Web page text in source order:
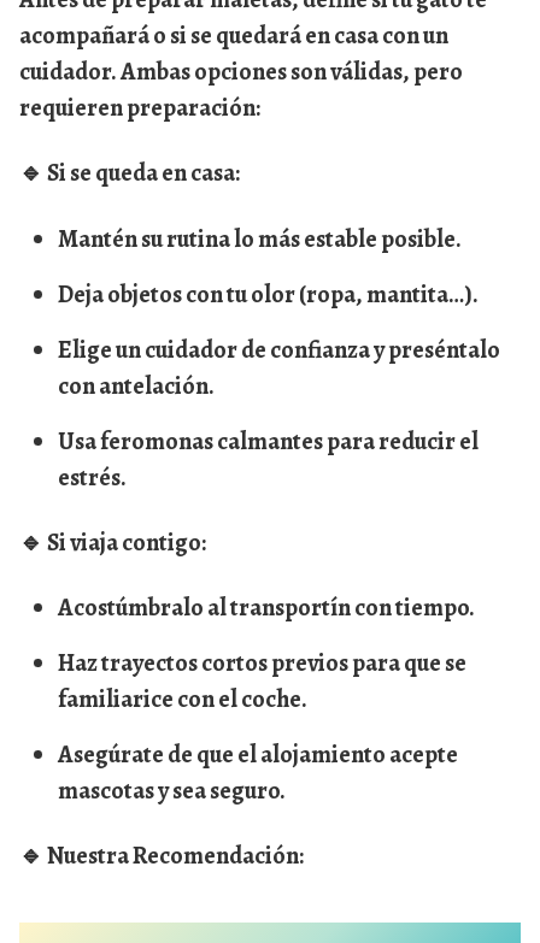
acompañará o si se quedará en casa con un
cuidador. Ambas opciones son válidas, pero
requieren preparación:
🔹 Si se queda en casa:
Mantén su rutina lo más estable posible.
Deja objetos con tu olor (ropa, mantita…).
Elige un cuidador de confianza y preséntalo
con antelación.
Usa feromonas calmantes para reducir el
estrés.
🔹 Si viaja contigo:
Acostúmbralo al transportín con tiempo.
Haz trayectos cortos previos para que se
familiarice con el coche.
Asegúrate de que el alojamiento acepte
mascotas y sea seguro.
🔹 Nuestra Recomendación: